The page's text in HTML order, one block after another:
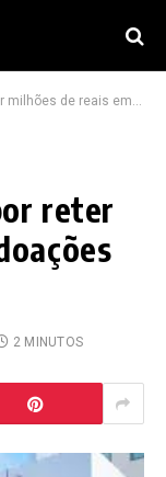
em doações de forma irregular
reter
2 MINUTOS